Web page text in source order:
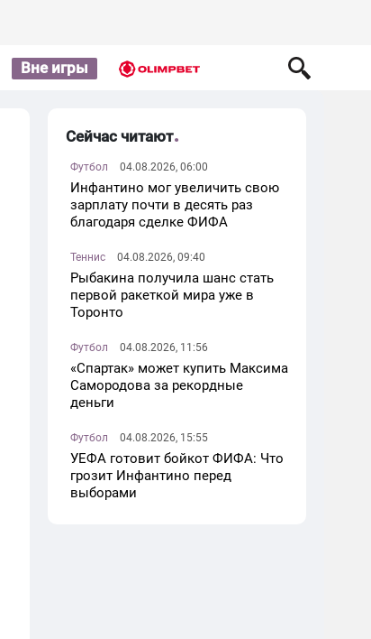
Вне игры
Сейчас читают
Футбол 04.08.2026, 06:00
Инфантино мог увеличить свою
зарплату почти в десять раз
благодаря сделке ФИФА
Теннис 04.08.2026, 09:40
Рыбакина получила шанс стать
первой ракеткой мира уже в
Торонто
Футбол 04.08.2026, 11:56
«Спартак» может купить Максима
Самородова за рекордные
деньги
Футбол 04.08.2026, 15:55
УЕФА готовит бойкот ФИФА: Что
грозит Инфантино перед
выборами